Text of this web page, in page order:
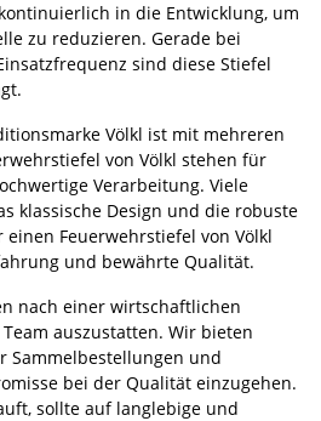
in die Entwicklung, um
zu reduzieren. Gerade bei
sind diese Stiefel
Völkl ist mit mehreren
von Völkl stehen für
Verarbeitung. Viele
klassische Design und die robuste
Feuerwehrstiefel von Völkl
und bewährte Qualität.
nach einer wirtschaftlichen
auszustatten. Wir bieten
Sammelbestellungen und
bei der Qualität einzugehen.
sollte auf langlebige und